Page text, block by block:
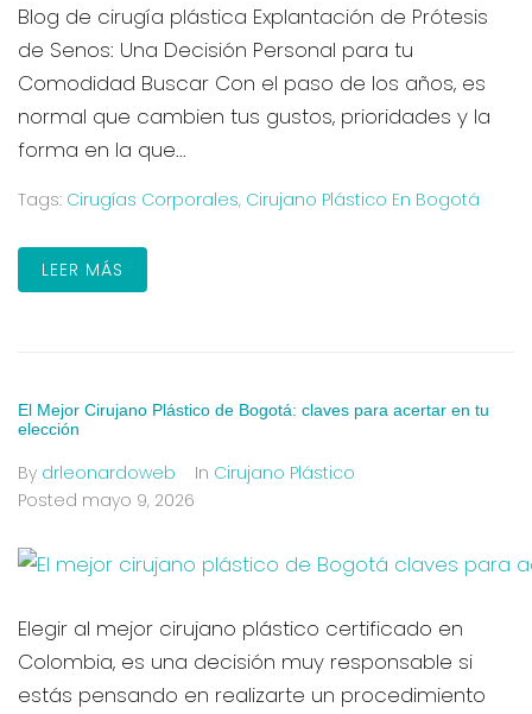
Blog de cirugía plástica Explantación de Prótesis
de Senos: Una Decisión Personal para tu
Comodidad Buscar Con el paso de los años, es
normal que cambien tus gustos, prioridades y la
forma en la que...
Tags: Cirugías Corporales, Cirujano Plástico En Bogotá
LEER MÁS
El Mejor Cirujano Plástico de Bogotá: claves para acertar en tu
elección
By drleonardoweb In Cirujano Plástico
Posted mayo 9, 2026
Elegir al mejor cirujano plástico certificado en
Colombia, es una decisión muy responsable si
estás pensando en realizarte un procedimiento